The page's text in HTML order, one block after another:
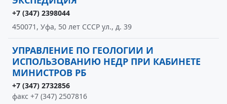
+7 (347) 2398044
450071, Уфа, 50 лет СССР ул., д. 39
УПРАВЛЕНИЕ ПО ГЕОЛОГИИ И
ИСПОЛЬЗОВАНИЮ НЕДР ПРИ КАБИНЕТЕ
МИНИСТРОВ РБ
+7 (347) 2732856
факс +7 (347) 2507816